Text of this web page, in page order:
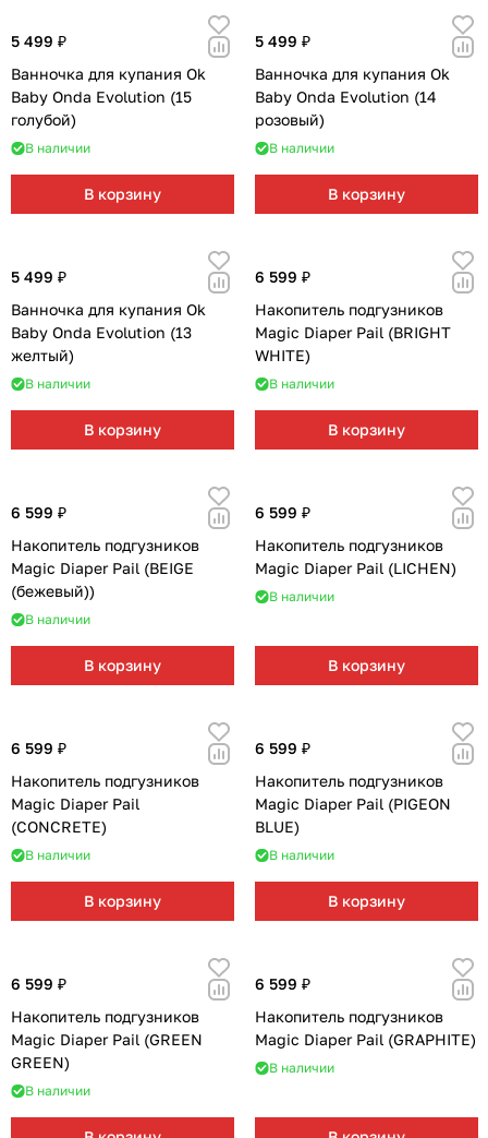
5 499 ₽
Ванночка для купания Ok
Baby Onda Evolution (15
голубой)
В наличии
В корзину
5 499 ₽
Ванночка для купания Ok
Baby Onda Evolution (14
розовый)
В наличии
В корзину
5 499 ₽
Ванночка для купания Ok
Baby Onda Evolution (13
желтый)
В наличии
В корзину
6 599 ₽
Накопитель подгузников
Magic Diaper Pail (BRIGHT
WHITE)
В наличии
В корзину
6 599 ₽
Накопитель подгузников
Magic Diaper Pail (BEIGE
(бежевый))
В наличии
В корзину
6 599 ₽
Накопитель подгузников
Magic Diaper Pail (LICHEN)
В наличии
В корзину
6 599 ₽
Накопитель подгузников
Magic Diaper Pail
(CONCRETE)
В наличии
В корзину
6 599 ₽
Накопитель подгузников
Magic Diaper Pail (PIGEON
BLUE)
В наличии
В корзину
6 599 ₽
Накопитель подгузников
Magic Diaper Pail (GREEN
GREEN)
В наличии
6 599 ₽
Накопитель подгузников
Magic Diaper Pail (GRAPHITE)
В наличии